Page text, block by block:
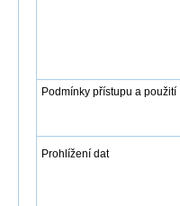
Podmínky přístupu a použití
Prohlížení dat